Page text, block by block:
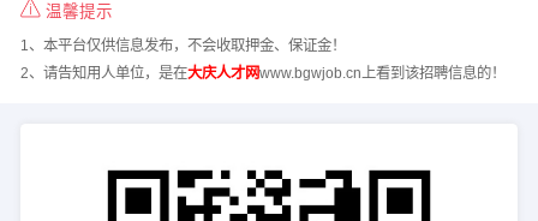
温馨提示
1、本平台仅供信息发布，不会收取押金、保证金！
2、请告知用人单位，是在大庆人才网www.bgwjob.cn上看到该招聘信息的！